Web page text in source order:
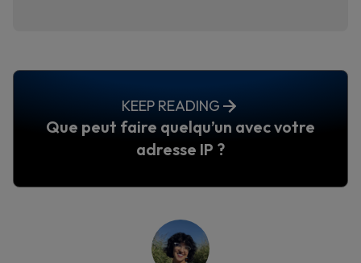
KEEP READING
Que peut faire quelqu’un avec votre
adresse IP ?